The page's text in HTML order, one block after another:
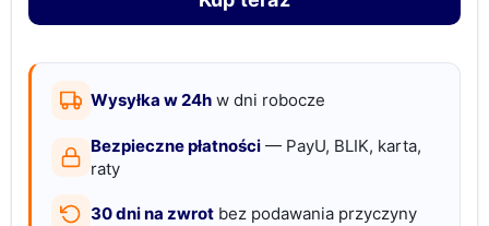
higrometr
Wysyłka w 24h w dni robocze
Bezpieczne płatności — PayU, BLIK, karta,
raty
30 dni na zwrot bez podawania przyczyny